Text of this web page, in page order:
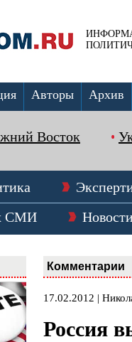
Авторы Архив
Восток
СМИ
Комментарии
17.02.2012 |
Россия